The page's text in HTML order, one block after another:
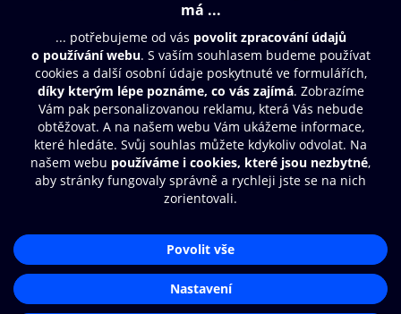
Obsah ke stažení
Moje O2 Knihovna
Další zábava
© O2 Czech Republic a.s.
Přístupnost
Zásady zpracování osobních údajůAplikace O2 Knihovna
Čti a poslouchej své e-knihy a
audioknihy rychleji a pohodlněji.